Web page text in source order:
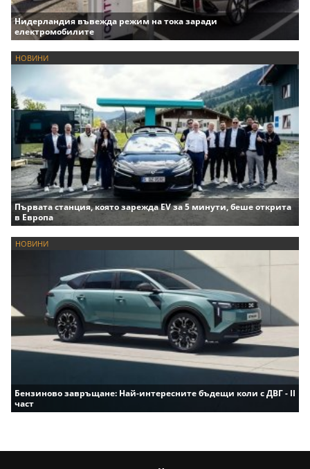
Нидерландия въвежда режим на тока заради
електромобилите
НОВИНИ
Първата станция, която зарежда EV за 5 минути, беше открита
в Европа
НОВИНИ
Бензиново завръщане: Най-интересните бъдещи коли с ДВГ - II
част